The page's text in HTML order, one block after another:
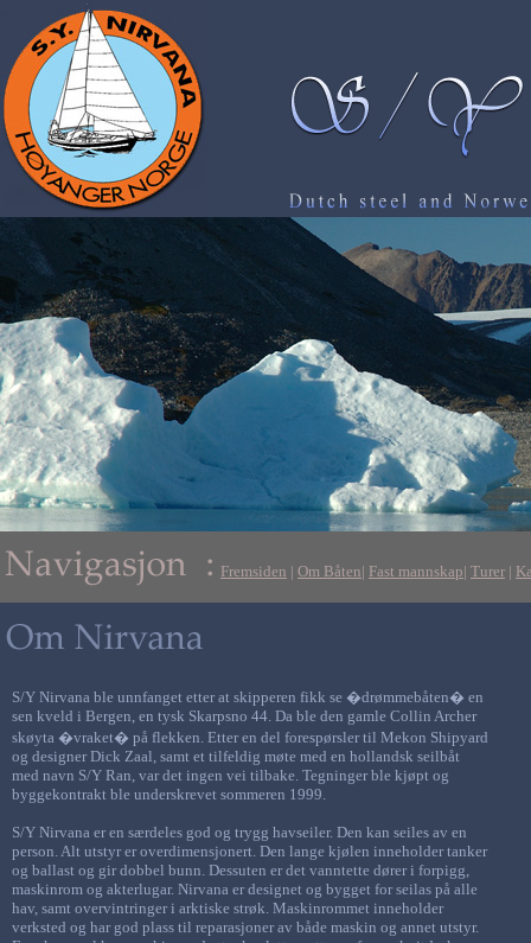
Fremsiden | Om Båten| Fast mannskap| Turer |
S/Y Nirvana ble unnfanget etter at skipperen fikk se �drømmebåten� en
sen kveld i Bergen, en tysk Skarpsno 44. Da ble den gamle Collin Archer
skøyta �vraket� på flekken. Etter en del forespørsler til Mekon Shipyard
og designer Dick Zaal, samt et tilfeldig møte med en hollandsk seilbåt
med navn S/Y Ran, var det ingen vei tilbake. Tegninger ble kjøpt og
byggekontrakt ble underskrevet sommeren 1999.
S/Y Nirvana er en særdeles god og trygg havseiler. Den kan seiles av en
person. Alt utstyr er overdimensjonert. Den lange kjølen inneholder tanker
og ballast og gir dobbel bunn. Dessuten er det vanntette dører i forpigg,
maskinrom og akterlugar. Nirvana er designet og bygget for seilas på alle
hav, samt overvintringer i arktiske strøk. Maskinrommet inneholder
verksted og har god plass til reparasjoner av både maskin og annet utstyr.